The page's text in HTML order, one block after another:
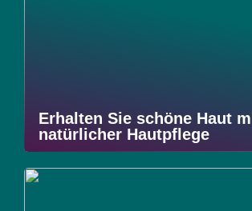
Erhalten Sie schöne Haut
natürlicher Hautpflege